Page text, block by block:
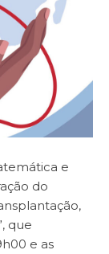
e
do
que
e as